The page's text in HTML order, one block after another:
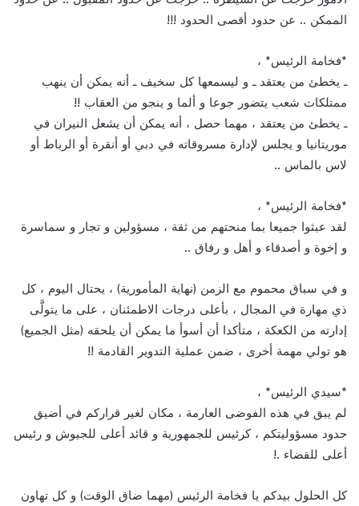
الممكن .. عن حدود أقصى الحدود !!!
*فخامة الرئيس* ،
ـ يخطئ من يعتقد ـ و ليسمعها كل سخيف ـ أنه يمكن أن ينهب
ممتلكات شعب يتضور جوعا و ألما و ينجو من العقاب !!
ـ يخطئ من يعتقد ، مهما حصل ، أنه يمكن أن يشعل النيران في
موريتانيا و يجلس لإدارة مسروقاته في دبي أو أنقرة أو الرباط أو
لاس بالماس ..
*فخامة الرئيس* ،
لقد عبثوا جميعا بما منحتهم من ثقة ، مسؤولين و تجار و سماسرة
و إخوة و أصدقاء و أهل و رفاق ..
و في سباق محموم مع الزمن (نهاية المأمورية) ، يحتال اليوم ، كل
ذي مهارة في المجال ، بأعلى درجات الاطمئنان ، على ما يتولَّى
إدارته من الكعكة ، متأكدا أن أسوأ ما يمكن أن يلحقه (مثل الجميع)
هو تولي مهمة أخرى ، ضمن عملية التدوير القادمة !!
*سيدي الرئيس* ،
لم يبق في هذه الفوضى العارمة ، مكان لغير قراركم في أضيق
حدود مسؤوليتكم ، كرئيس للجمهورية و قائد أعلى للجيوش و رئيس
أعلى للقضاء .!
كل الحلول بيدكم يا فخامة الرئيس (مهما ضاق الوقت) و كل تهاون